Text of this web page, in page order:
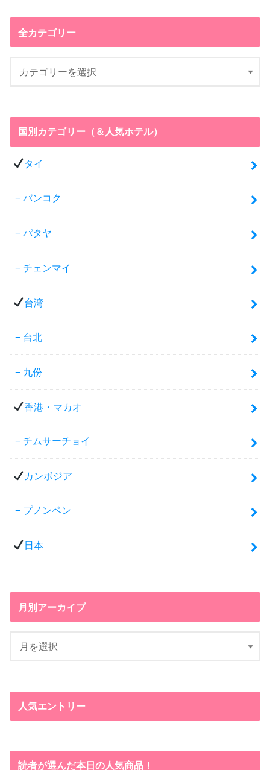
全カテゴリー
国別カテゴリー（＆人気ホテル）
タイ
バンコク
パタヤ
チェンマイ
台湾
台北
九份
香港・マカオ
チムサーチョイ
カンボジア
プノンペン
日本
月別アーカイブ
人気エントリー
読者が選んだ本日の人気商品！